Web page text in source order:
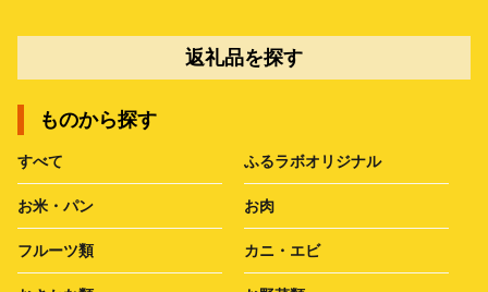
返礼品を探す
ものから探す
すべて ふるラボオリジナル
お米・パン お肉
フルーツ類 カニ・エビ